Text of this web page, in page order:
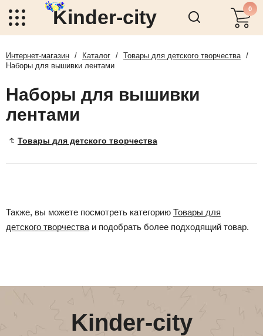
Kinder-city 0
Интернет-магазин / Каталог / Товары для детского творчества /
Наборы для вышивки лентами
Наборы для вышивки
лентами
Товары для детского творчества
Также, вы можете посмотреть категорию Товары для
детского творчества и подобрать более подходящий товар.
Kinder-city